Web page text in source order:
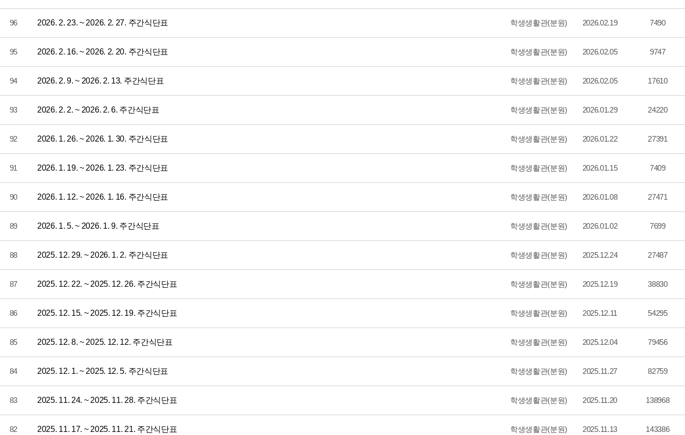
96 2026. 2. 23. ~ 2026. 2. 27. 주간식단표 학생생활관(분원) 2026.02.19 7490
95 2026. 2. 16. ~ 2026. 2. 20. 주간식단표 학생생활관(분원) 2026.02.05 9747
94 2026. 2. 9. ~ 2026. 2. 13. 주간식단표 학생생활관(분원) 2026.02.05 17610
93 2026. 2. 2. ~ 2026. 2. 6. 주간식단표 학생생활관(분원) 2026.01.29 24220
92 2026. 1. 26. ~ 2026. 1. 30. 주간식단표 학생생활관(분원) 2026.01.22 27391
91 2026. 1. 19. ~ 2026. 1. 23. 주간식단표 학생생활관(분원) 2026.01.15 7409
90 2026. 1. 12. ~ 2026. 1. 16. 주간식단표 학생생활관(분원) 2026.01.08 27471
89 2026. 1. 5. ~ 2026. 1. 9. 주간식단표 학생생활관(분원) 2026.01.02 7699
88 2025. 12. 29. ~ 2026. 1. 2. 주간식단표 학생생활관(분원) 2025.12.24 27487
87 2025. 12. 22. ~ 2025. 12. 26. 주간식단표 학생생활관(분원) 2025.12.19 38830
86 2025. 12. 15. ~ 2025. 12. 19. 주간식단표 학생생활관(분원) 2025.12.11 54295
85 2025. 12. 8. ~ 2025. 12. 12. 주간식단표 학생생활관(분원) 2025.12.04 79456
84 2025. 12. 1. ~ 2025. 12. 5. 주간식단표 학생생활관(분원) 2025.11.27 82759
83 2025. 11. 24. ~ 2025. 11. 28. 주간식단표 학생생활관(분원) 2025.11.20 138968
82 2025. 11. 17. ~ 2025. 11. 21. 주간식단표 학생생활관(분원) 2025.11.13 143386